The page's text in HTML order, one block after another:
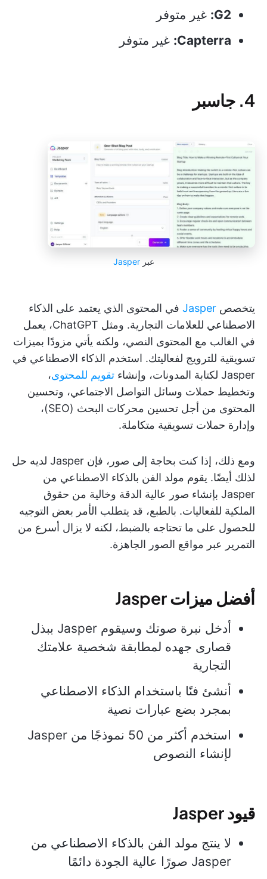
G2: غير متوفر
Capterra: غير متوفر
4. جاسبر
عبرJasper
يتخصص Jasper في المحتوى الذي يعتمد على الذكاء
الاصطناعي للعلامات التجارية. ومثل ChatGPT، يعمل
في الغالب مع المحتوى النصي، ولكنه يأتي مزودًا بميزات
تسويقية للترويج لفعاليتك. استخدم الذكاء الاصطناعي في
Jasper لكتابة المدونات، وإنشاء
تقويم للمحتوى،
وتخطيط حملات وسائل التواصل الاجتماعي، وتحسين
المحتوى من أجل تحسين محركات البحث (SEO)،
وإدارة حملات تسويقية متكاملة.
ومع ذلك، إذا كنت بحاجة إلى صور، فإن Jasper لديه حل
لذلك أيضًا. يقوم مولد الفن بالذكاء الاصطناعي من
Jasper بإنشاء صور عالية الدقة وخالية من حقوق
الملكية للفعاليات. بالطبع، قد يتطلب الأمر بعض التوجيه
للحصول على ما تحتاجه بالضبط، لكنه لا يزال أسرع من
التمرير عبر مواقع الصور الجاهزة.
أفضل ميزات Jasper
أدخل نبرة صوتك وسيقوم Jasper ببذل
قصارى جهده لمطابقة شخصية علامتك
التجارية
أنشئ فنًا باستخدام الذكاء الاصطناعي
بمجرد بضع عبارات نصية
استخدم أكثر من 50 نموذجًا من Jasper
لإنشاء النصوص
قيود Jasper
لا ينتج مولد الفن بالذكاء الاصطناعي من
Jasper صورًا عالية الجودة دائمًا